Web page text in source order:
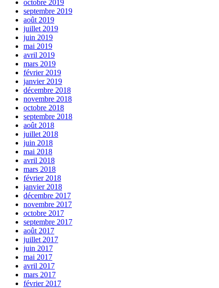
octobre 2019
septembre 2019
août 2019
juillet 2019
juin 2019
mai 2019
avril 2019
mars 2019
février 2019
janvier 2019
décembre 2018
novembre 2018
octobre 2018
septembre 2018
août 2018
juillet 2018
juin 2018
mai 2018
avril 2018
mars 2018
février 2018
janvier 2018
décembre 2017
novembre 2017
octobre 2017
septembre 2017
août 2017
juillet 2017
juin 2017
mai 2017
avril 2017
mars 2017
février 2017